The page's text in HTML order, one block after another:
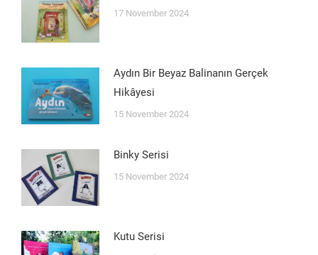
17 November 2024
Aydın Bir Beyaz Balinanın Gerçek
Hikâyesi
15 November 2024
Binky Serisi
15 November 2024
Kutu Serisi